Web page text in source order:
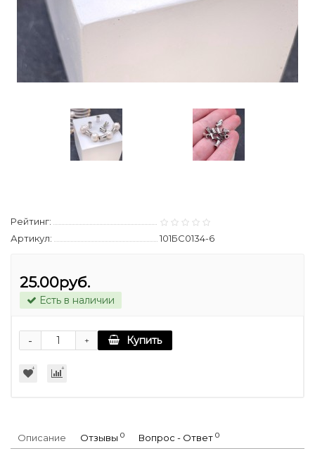
Рейтинг:
Артикул:
101БС0134-6
25.00руб.
Есть в наличии
+
- Купить
Описание Отзывы 0 Вопрос - Ответ 0